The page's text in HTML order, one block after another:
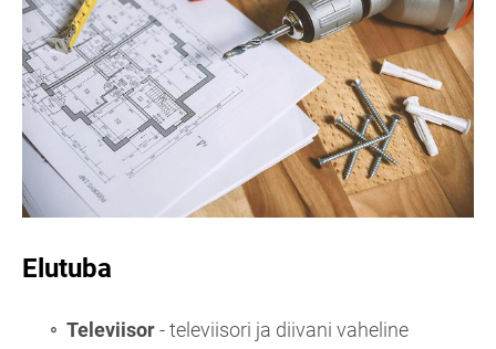
Elutuba
Televiisor-televiisori ja diivani vaheline